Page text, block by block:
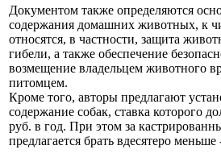
Документом также определяются
содержания домашних животных, к
относятся, в частности, защита
гибели, а также обеспечение
возмещение владельцем животного
питомцем.
Кроме того, авторы предлагают
содержание собак, ставка которого
руб. в год. При этом за
предлагается брать вдесятеро